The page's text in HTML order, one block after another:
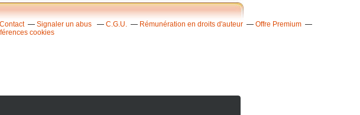
Contact Signaler un abus C.G.U. Rémunération en droits d'auteur
Offre Premium
cookies